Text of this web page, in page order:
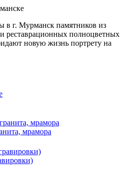
в г. Мурманск памятников из
реставрационных полноцветных
новую жизнь портрету на
мрамора